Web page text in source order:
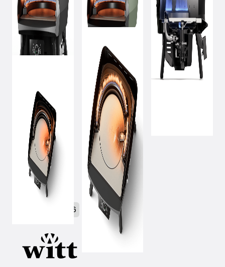
February 5, 2026